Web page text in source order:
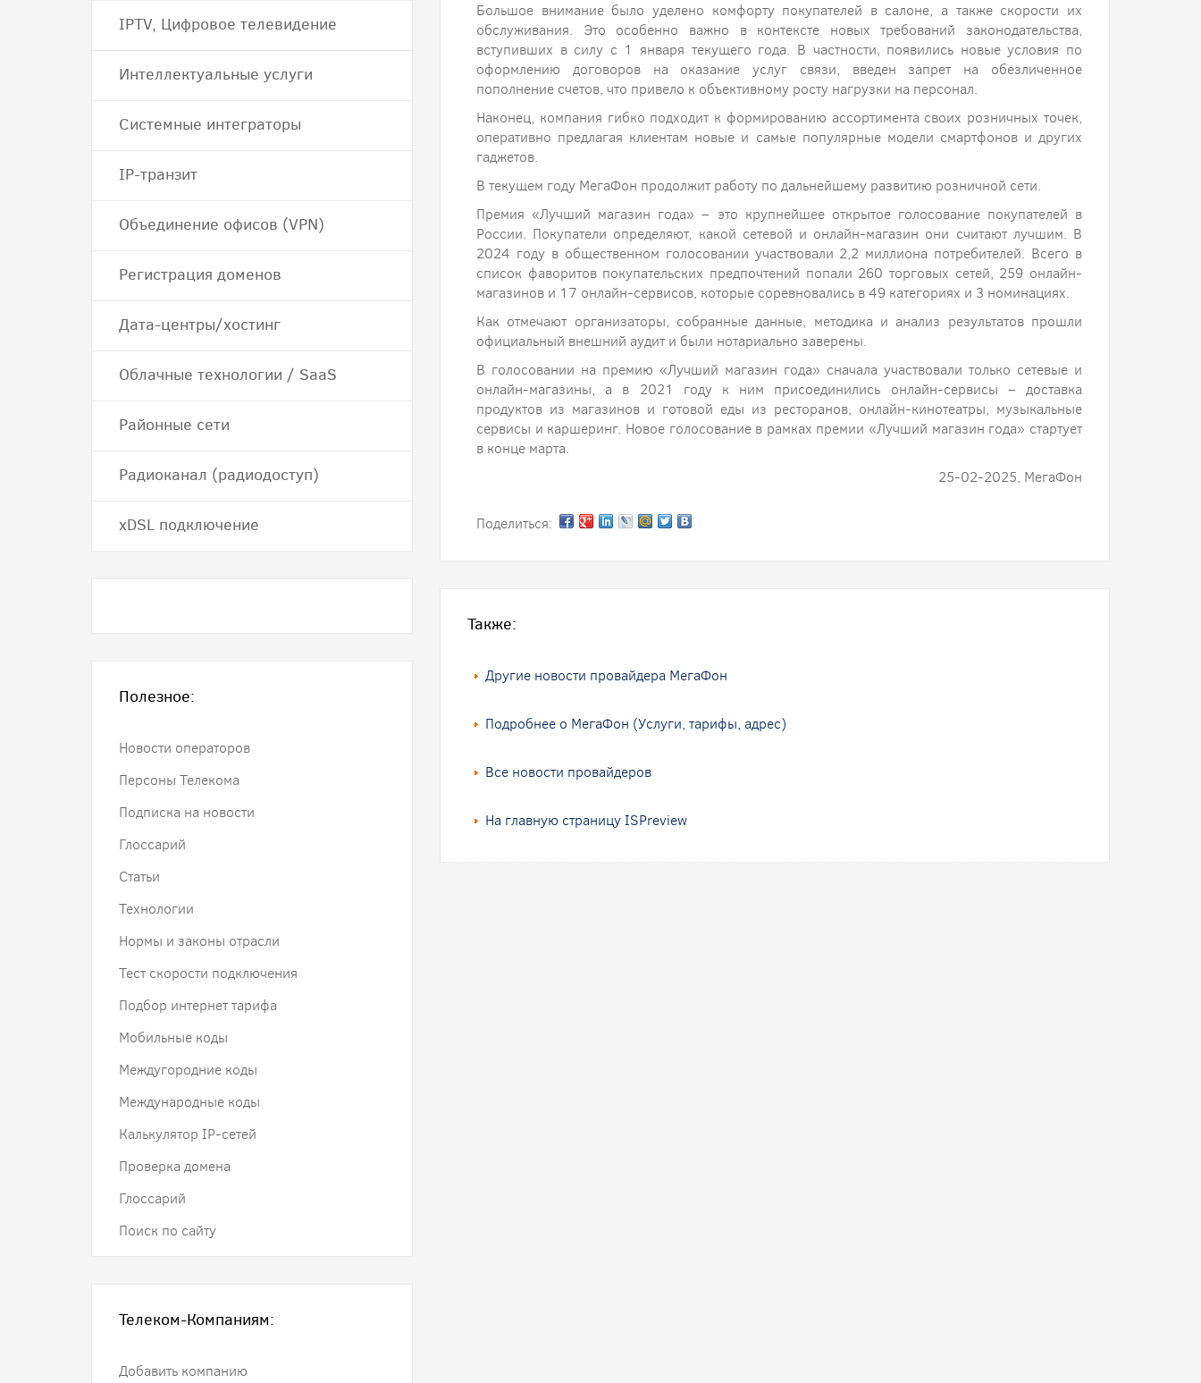
Большое внимание было уделено комфорту покупателей в салоне, а также скорости их
обслуживания. Это особенно важно в контексте новых требований законодательства,
вступивших в силу с 1 января текущего года. В частности, появились новые условия по
оформлению договоров на оказание услуг связи, введен запрет на обезличенное
пополнение счетов, что привело к объективному росту нагрузки на персонал.
Наконец, компания гибко подходит к формированию ассортимента своих розничных точек,
оперативно предлагая клиентам новые и самые популярные модели смартфонов и других
гаджетов.
В текущем году МегаФон продолжит работу по дальнейшему развитию розничной сети.
Премия «Лучший магазин года» – это крупнейшее открытое голосование покупателей в
России. Покупатели определяют, какой сетевой и онлайн-магазин они считают лучшим. В
2024 году в общественном голосовании участвовали 2,2 миллиона потребителей. Всего в
список фаворитов покупательских предпочтений попали 260 торговых сетей, 259 онлайн-
магазинов и 17 онлайн-сервисов, которые соревновались в 49 категориях и 3 номинациях.
Как отмечают организаторы, собранные данные, методика и анализ результатов прошли
официальный внешний аудит и были нотариально заверены.
В голосовании на премию «Лучший магазин года» сначала участвовали только сетевые и
онлайн-магазины, а в 2021 году к ним присоединились онлайн-сервисы – доставка
продуктов из магазинов и готовой еды из ресторанов, онлайн-кинотеатры, музыкальные
сервисы и каршеринг. Новое голосование в рамках премии «Лучший магазин года» стартует
в конце марта.
25-02-2025, МегаФон
Поделиться:
Также:
Другие новости провайдера МегаФон
Подробнее о МегаФон (Услуги, тарифы, адрес)
Все новости провайдеров
На главную страницу ISPreview
IPTV, Цифровое телевидение
Интеллектуальные услуги
Системные интеграторы
IP-транзит
Объединение офисов (VPN)
Регистрация доменов
Дата-центры/хостинг
Облачные технологии / SaaS
Районные сети
Радиоканал (радиодоступ)
хDSL подключение
Полезное:
Новости операторов
Персоны Телекома
Подписка на новости
Глоссарий
Статьи
Технологии
Нормы и законы отрасли
Тест скорости подключения
Подбор интернет тарифа
Мобильные коды
Междугородние коды
Международные коды
Калькулятор IP-сетей
Проверка домена
Глоссарий
Поиск по сайту
Телеком-Компаниям:
Добавить компанию